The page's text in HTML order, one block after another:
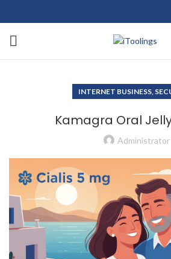
INTERNET BUSINESS,
Kamagra Oral
Administrator